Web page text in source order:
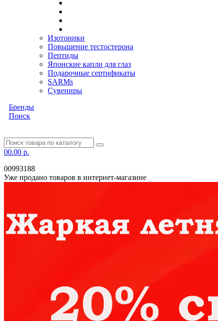
Изотоники
Повышение тестостерона
Пептиды
Японские капли для глаз
Подарочные сертификаты
SARMs
Сувениры
Бренды
Поиск
00.00 р.
00993188
Уже продано товаров в интернет-магазине